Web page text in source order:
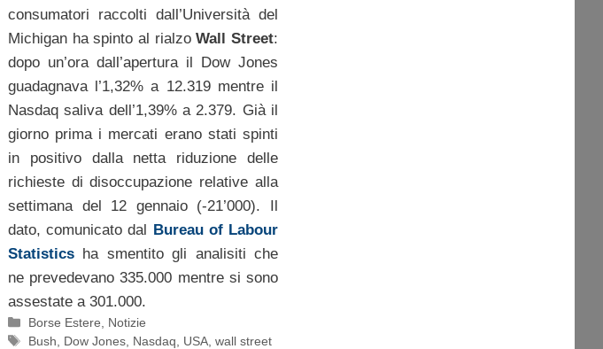
consumatori raccolti dall’Università del
Michigan ha spinto al rialzoWall Street:
dopo un’ora dall’apertura il Dow Jones
guadagnava l’1,32% a 12.319 mentre il
Nasdaq saliva dell’1,39% a 2.379. Già il
giorno prima i mercati erano stati spinti
in positivo dalla netta riduzione delle
richieste di disoccupazione relative alla
settimana del 12 gennaio (-21’000). Il
dato, comunicato dal Bureau of Labour
Statistics ha smentito gli analisiti che
ne prevedevano 335.000 mentre si sono
assestate a 301.000.
Categorie
Borse Estere
Notizie
Tag
Bush Dow Jones Nasdaq USA ,wall street